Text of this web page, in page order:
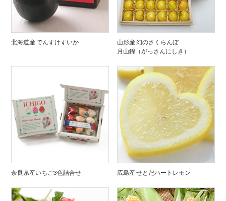
北海道産 でんすけすいか
山形産 幻のさくらんぼ
月山錦（がっさんにしき）
奈良県産いちご3色詰合せ 広島産 せとだハートレモン